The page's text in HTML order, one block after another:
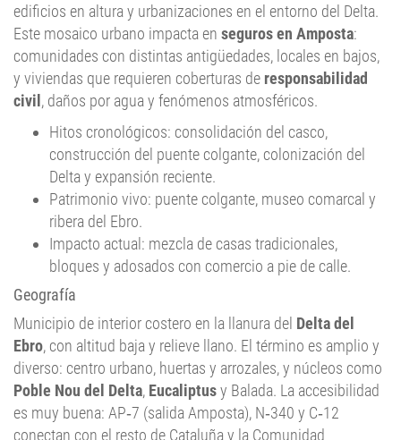
edificios en altura y urbanizaciones en el entorno del Delta.
Este mosaico urbano impacta en seguros en Amposta:
comunidades con distintas antigüedades, locales en bajos,
y viviendas que requieren coberturas de responsabilidad
civil , daños por agua y fenómenos atmosféricos.
Hitos cronológicos: consolidación del casco,
construcción del puente colgante, colonización del
Delta y expansión reciente.
Patrimonio vivo: puente colgante, museo comarcal y
ribera del Ebro.
Impacto actual: mezcla de casas tradicionales,
bloques y adosados con comercio a pie de calle.
Geografía
Municipio de interior costero en la llanura del Delta del
Ebro, con altitud baja y relieve llano. El término es amplio y
diverso: centro urbano, huertas y arrozales, y núcleos como
Poble Nou del Delta, Eucaliptusy Balada. La accesibilidad
es muy buena: AP‑7 (salida Amposta), N‑340 y C‑12
conectan con el resto de Cataluña y la Comunidad